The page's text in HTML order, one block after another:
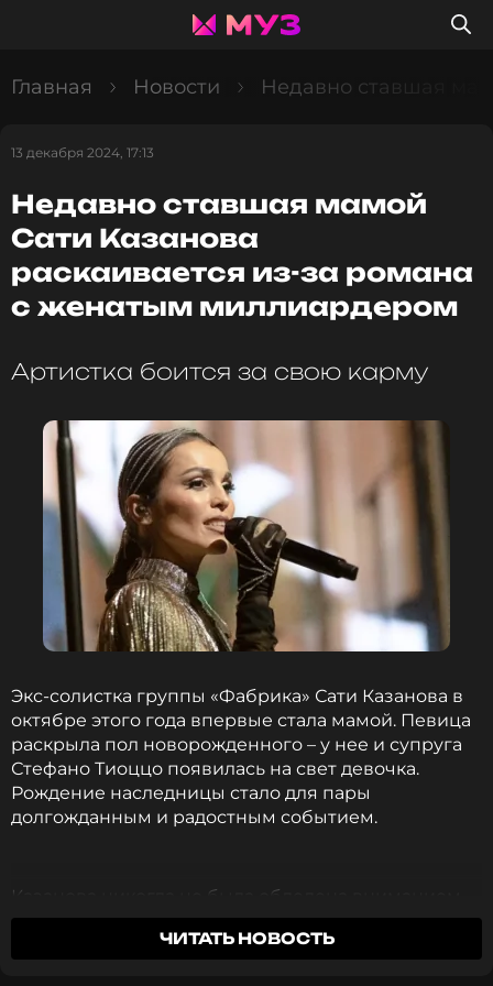
Главная Новости Недавно ставшая
13 декабря 2024, 17:13
Недавно ставшая мамой
Сати Казанова
раскаивается из-за романа
с женатым миллиардером
Артистка боится за свою карму
Экс-солистка группы «Фабрика» Сати Казанова в
октябре этого года впервые стала мамой. Певица
раскрыла пол новорожденного – у нее и супруга
Стефано Тиоццо появилась на свет девочка.
Рождение наследницы стало для пары
долгожданным и радостным событием.
Казанова никогда не была обделена вниманием
со стороны противоположного пола. Певица
вспомнила, как в середине нулевых начала
ЧИТАТЬ НОВОСТЬ